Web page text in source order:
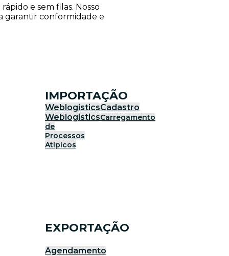
e sem filas. Nosso
garantir conformidade e
IMPORTAÇÃO
WeblogisticsCadastro
WeblogisticsCarregamento
de
Processos
Atípicos
EXPORTAÇÃO
Agendamento